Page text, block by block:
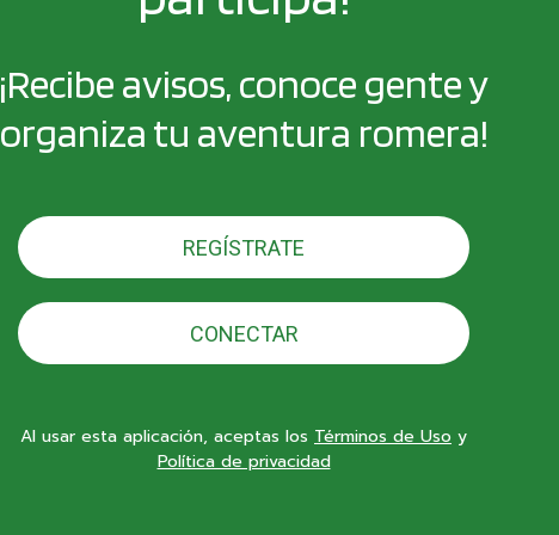
¡Recibe avisos, conoce gente y
organiza tu aventura romera!
REGÍSTRATE
CONECTAR
Al usar esta aplicación, aceptas los Términos de Uso y
Política de privacidad